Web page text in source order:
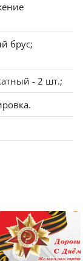
брус;
- 2 шт.;